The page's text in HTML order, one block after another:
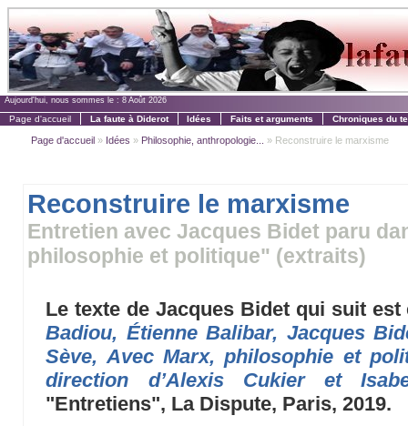
Aujourd'hui, nous sommes le : 8 Août 2026
Page d'accueil La faute à Diderot Idées Faits et arguments Chroniques du
Page d'accueil » Idées » Philosophie, anthropologie... » Reconstruire le marxisme
Reconstruire le marxisme
Entretien avec Jacques Bidet paru
philosophie et politique" (extraits)
Le texte de Jacques Bidet qui suit
Badiou, Étienne Balibar, Jacques
Sève, Avec Marx, philosophie et
direction d’Alexis Cukier et
"Entretiens", La Dispute, Paris, 2019.